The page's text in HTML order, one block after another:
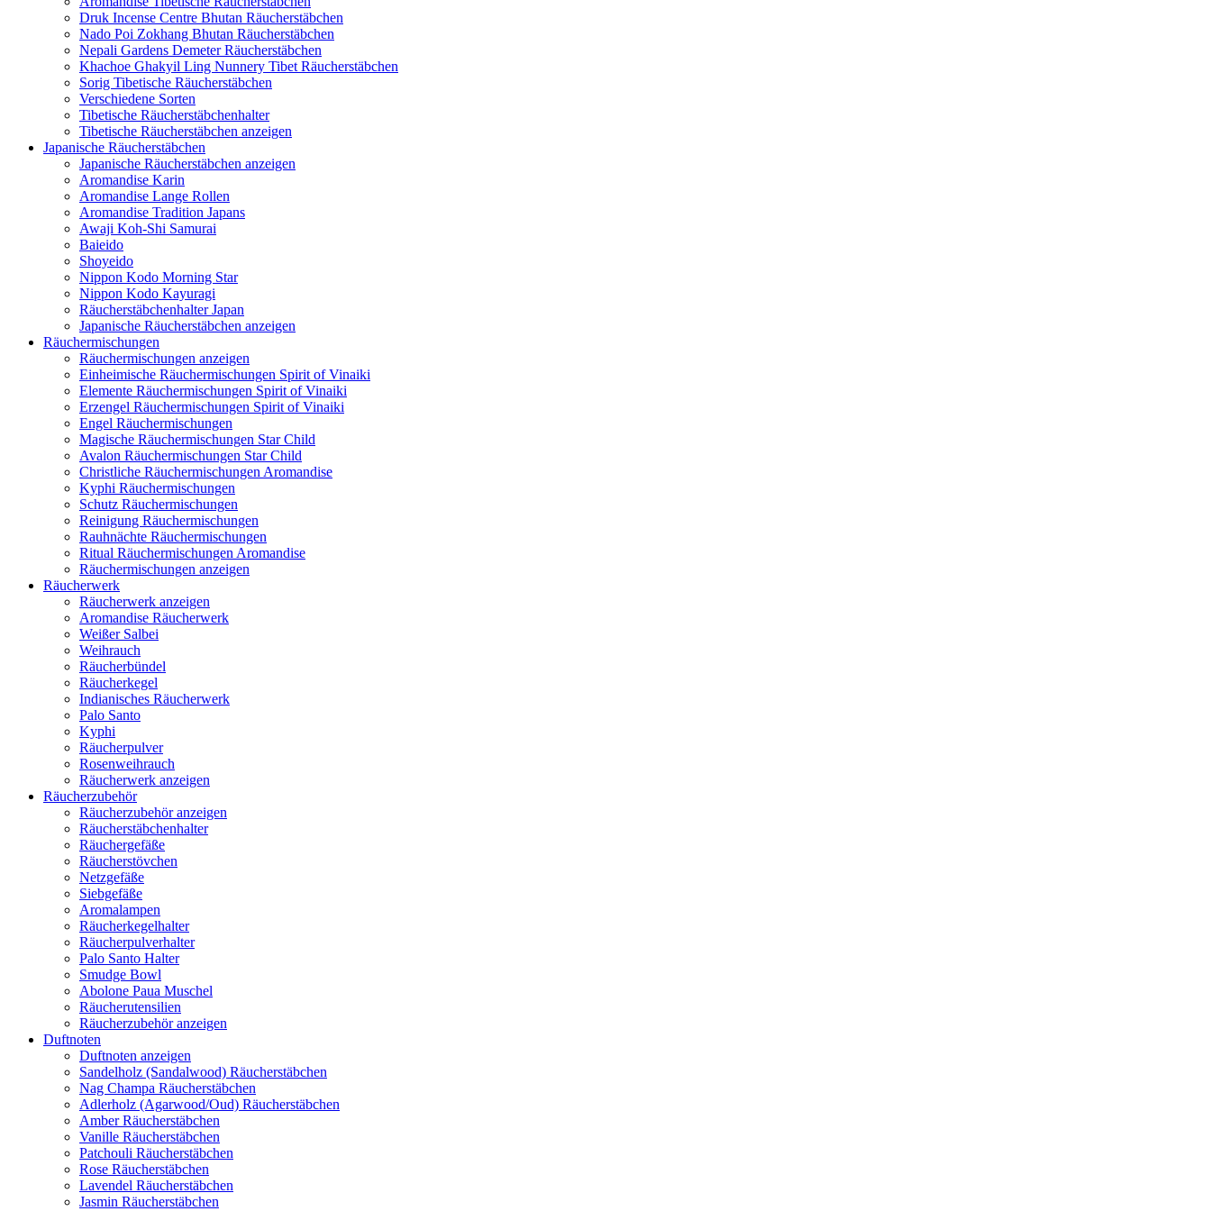
Druk Incense Centre Bhutan Räucherstäbchen
Nado Poi Zokhang Bhutan Räucherstäbchen
Nepali Gardens Demeter Räucherstäbchen
Khachoe Ghakyil Ling Nunnery Tibet Räucherstäbchen
Sorig Tibetische Räucherstäbchen
Verschiedene Sorten
Tibetische Räucherstäbchenhalter
Tibetische Räucherstäbchen anzeigen
Japanische Räucherstäbchen
Japanische Räucherstäbchen anzeigen
Aromandise Karin
Aromandise Lange Rollen
Aromandise Tradition Japans
Awaji Koh-Shi Samurai
Baieido
Shoyeido
Nippon Kodo Morning Star
Nippon Kodo Kayuragi
Räucherstäbchenhalter Japan
Japanische Räucherstäbchen anzeigen
Räuchermischungen
Räuchermischungen anzeigen
Einheimische Räuchermischungen Spirit of Vinaiki
Elemente Räuchermischungen Spirit of Vinaiki
Erzengel Räuchermischungen Spirit of Vinaiki
Engel Räuchermischungen
Magische Räuchermischungen Star Child
Avalon Räuchermischungen Star Child
Christliche Räuchermischungen Aromandise
Kyphi Räuchermischungen
Schutz Räuchermischungen
Reinigung Räuchermischungen
Rauhnächte Räuchermischungen
Ritual Räuchermischungen Aromandise
Räuchermischungen anzeigen
Räucherwerk
Räucherwerk anzeigen
Aromandise Räucherwerk
Weißer Salbei
Weihrauch
Räucherbündel
Räucherkegel
Indianisches Räucherwerk
Palo Santo
Kyphi
Räucherpulver
Rosenweihrauch
Räucherwerk anzeigen
Räucherzubehör
Räucherzubehör anzeigen
Räucherstäbchenhalter
Räuchergefäße
Räucherstövchen
Netzgefäße
Siebgefäße
Aromalampen
Räucherkegelhalter
Räucherpulverhalter
Palo Santo Halter
Smudge Bowl
Abolone Paua Muschel
Räucherutensilien
Räucherzubehör anzeigen
Duftnoten
Duftnoten anzeigen
Sandelholz (Sandalwood) Räucherstäbchen
Nag Champa Räucherstäbchen
Adlerholz (Agarwood/Oud) Räucherstäbchen
Amber Räucherstäbchen
Vanille Räucherstäbchen
Patchouli Räucherstäbchen
Rose Räucherstäbchen
Lavendel Räucherstäbchen
Jasmin Räucherstäbchen